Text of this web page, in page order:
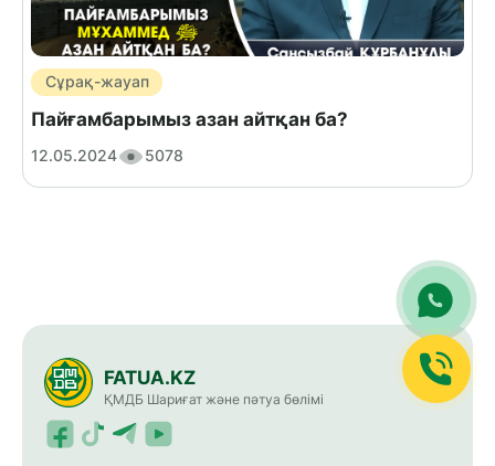
Сұрақ-жауап
Пайғамбарымыз азан айтқан ба?
12.05.2024 5078
FATUA.KZ
ҚМДБ Шариғат және пәтуа бөлімі